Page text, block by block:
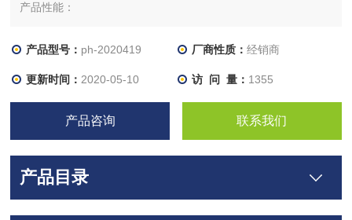
产品性能：
有感应马达，自动卷取废料；
3、封切刀带有自动保护功能，有效防止误切包装物；使用
PVC、POF等收缩膜包装后，产品具有透明、美观
产品型号： ph-2020419 厂商性质： 经销商
更新时间： 2020-05-10 访 问 量： 1355
产品咨询 联系我们
产品目录